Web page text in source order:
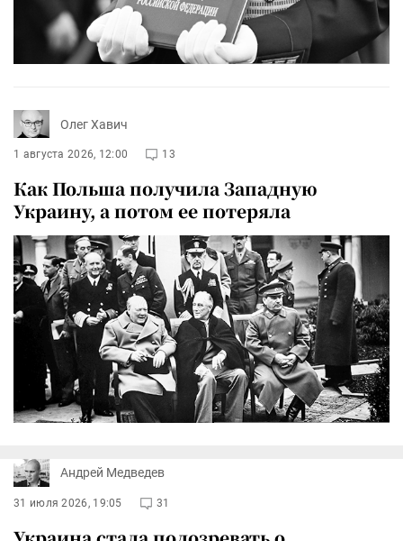
Олег Хавич
1 августа 2026, 12:00 13
Как Польша получила Западную
Украину, а потом ее потеряла
Андрей Медведев
31 июля 2026, 19:05 31